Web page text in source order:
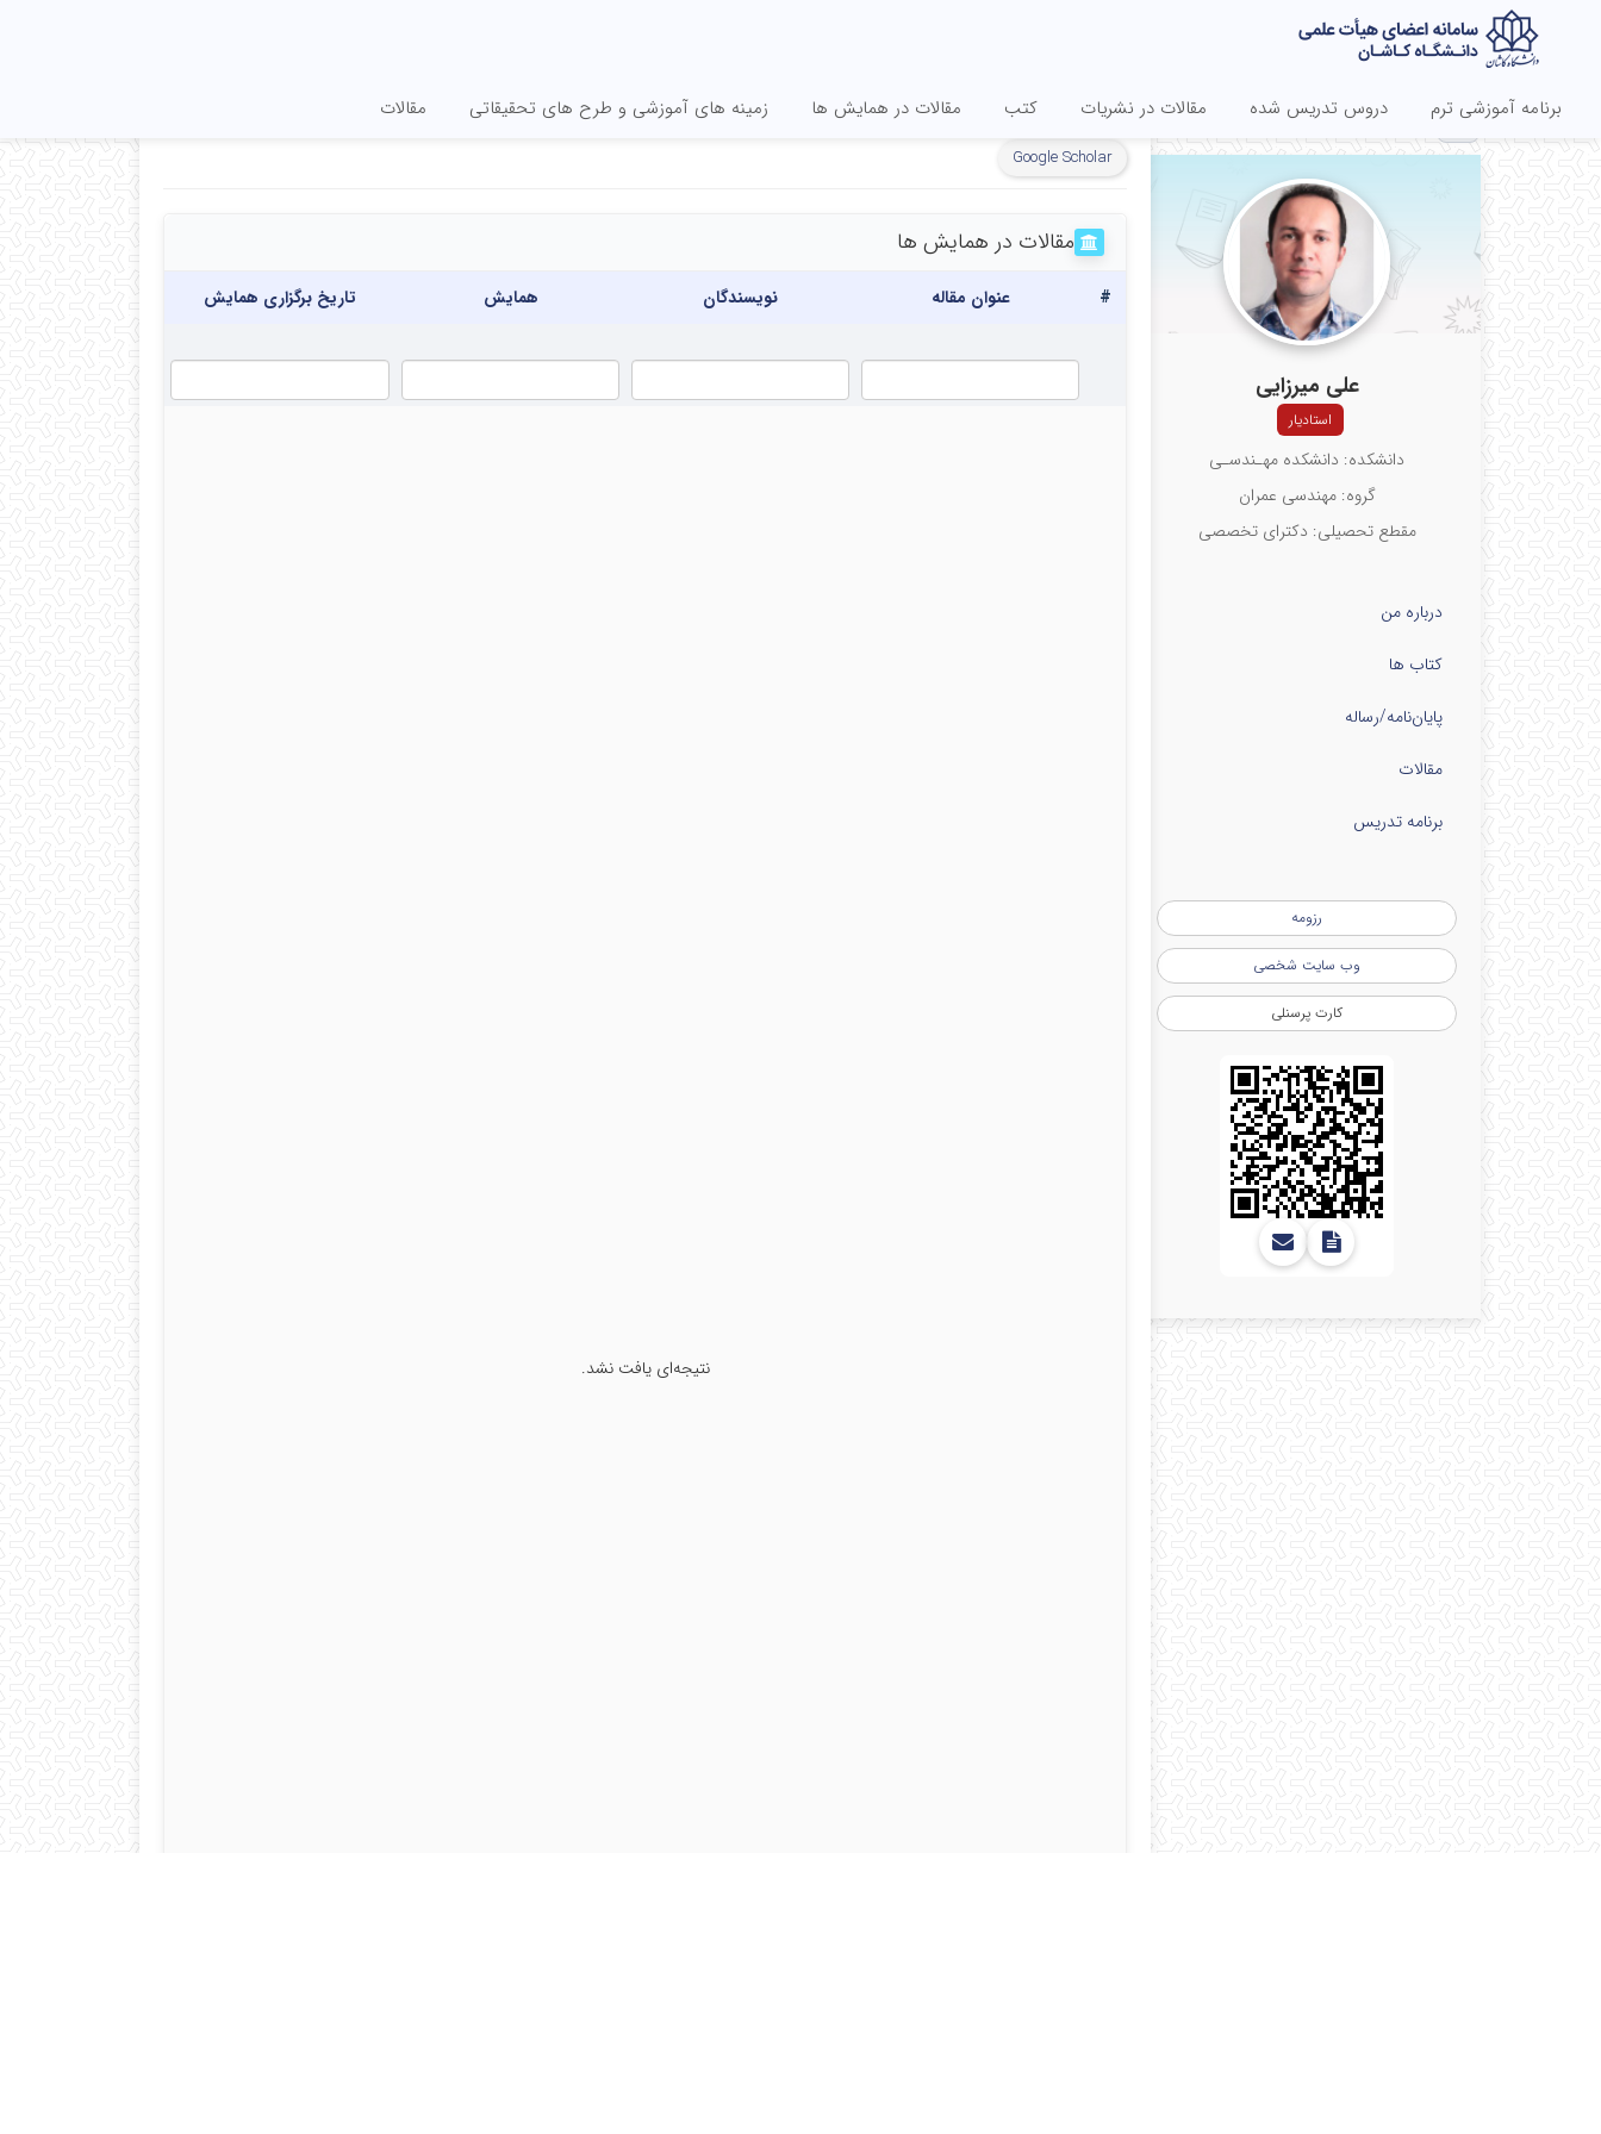
برنامه آموزشی ترم دروس تدریس شده مقالات در نشریات کتب مقالات در همایش ها زمینه های آموزشی و طرح های تحقیقاتی مقالات
EN
علی میرزایی
استادیار
دانشکده: دانشکده مهـندسـی
گروه: مهندسی عمران
مقطع تحصیلی: دکترای تخصصی
درباره من
کتاب ها
پایان‌نامه‌/رساله
مقالات
برنامه تدریس
رزومه
وب سایت شخصی
کارت پرسنلی
Google Scholar
مقالات در همایش ها
# عنوان مقاله نویسندگان همایش تاریخ برگزاری همایش
نتیجه‌ای یافت نشد.